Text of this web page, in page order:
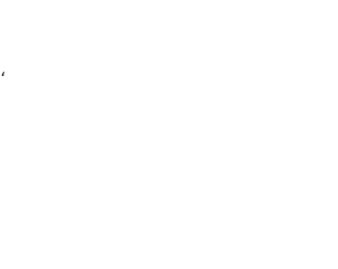
ديب فريزر هوفر العديدة،